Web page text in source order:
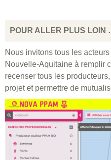
POUR ALLER PLUS LOIN
Nous invitons tous les
Nouvelle-Aquitaine à remplir
recenser tous les
projet et permettre de